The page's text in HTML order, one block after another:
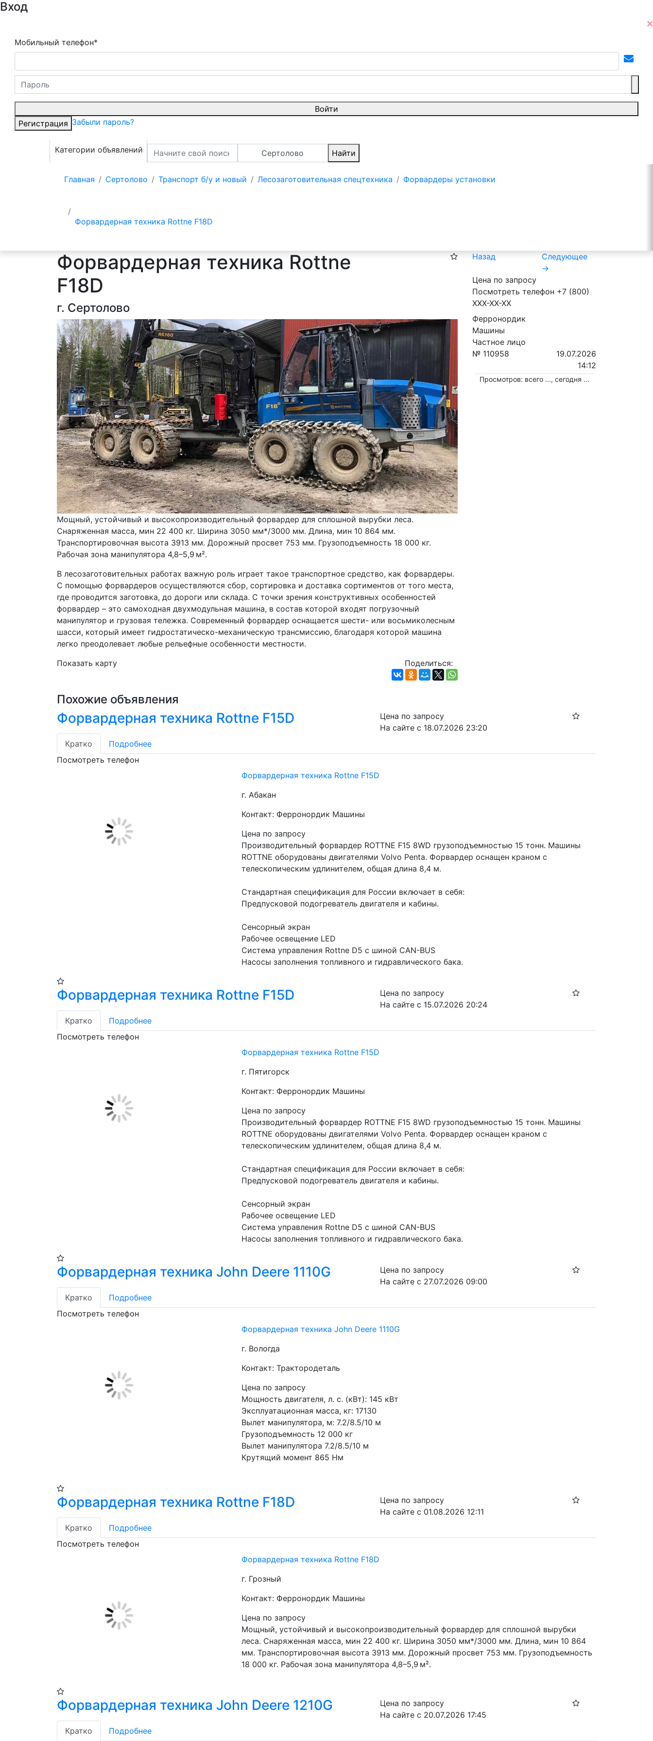
Вход
Мобильный телефон*
Войти
Регистрация Забыли пароль?
Категории объявлений Сертолово Найти
Главная Сертолово Транспорт б/у и новый Лесозаготовительная спецтехника Форвардеры установки
Форвардерная техника Rottne F18D
Форвардерная техника Rottne
F18D
г. Сертолово
Мощный, устойчивый и высокопроизводительный форвардер для сплошной вырубки леса.
Снаряженная масса, мин 22 400 кг. Ширина 3050 мм*/3000 мм. Длина, мин 10 864 мм.
Транспортировочная высота 3913 мм. Дорожный просвет 753 мм. Грузоподъемность 18 000 кг.
Рабочая зона манипулятора 4,8–5,9 м².
В лесозаготовительных работах важную роль играет такое транспортное средство, как форвардеры.
С помощью форвардеров осуществляются сбор, сортировка и доставка сортиментов от того места,
где проводится заготовка, до дороги или склада. С точки зрения конструктивных особенностей
форвардер – это самоходная двухмодульная машина, в состав которой входят погрузочный
манипулятор и грузовая тележка. Современный форвардер оснащается шести- или восьмиколесным
шасси, который имеет гидростатическо-механическую трансмиссию, благодаря которой машина
легко преодолевает любые рельефные особенности местности.
Показать карту
Поделиться:
Назад
Следующее
→
Цена по запросу
Посмотреть телефон +7 (800)
XXX-XX-XX
Ферронордик
Машины
Частное лицо
№ 110958
19.07.2026
14:12
Просмотров: всего ..., сегодня ...
Похожие объявления
Форвардерная техника Rottne F15D
Цена по запросу
На сайте с 18.07.2026 23:20
Кратко
Подробнее
Посмотреть телефон
Форвардерная техника Rottne F15D
г. Абакан
Контакт: Ферронордик Машины
Цена по запросу
Производительный форвардер ROTTNE F15 8WD грузоподъемностью 15 тонн. Машины
ROTTNE оборудованы двигателями Volvo Penta. Форвардер оснащен краном с
телескопическим удлинителем, общая длина 8,4 м.
Стандартная спецификация для России включает в себя:
Предпусковой подогреватель двигателя и кабины.
Сенсорный экран
Рабочее освещение LED
Система управления Rottne D5 c шиной CAN-BUS
Насосы заполнения топливного и гидравлического бака.
Форвардерная техника Rottne F15D
Цена по запросу
На сайте с 15.07.2026 20:24
Кратко
Подробнее
Посмотреть телефон
Форвардерная техника Rottne F15D
г. Пятигорск
Контакт: Ферронордик Машины
Цена по запросу
Производительный форвардер ROTTNE F15 8WD грузоподъемностью 15 тонн. Машины
ROTTNE оборудованы двигателями Volvo Penta. Форвардер оснащен краном с
телескопическим удлинителем, общая длина 8,4 м.
Стандартная спецификация для России включает в себя:
Предпусковой подогреватель двигателя и кабины.
Сенсорный экран
Рабочее освещение LED
Система управления Rottne D5 c шиной CAN-BUS
Насосы заполнения топливного и гидравлического бака.
Форвардерная техника John Deere 1110G
Цена по запросу
На сайте с 27.07.2026 09:00
Кратко
Подробнее
Посмотреть телефон
Форвардерная техника John Deere 1110G
г. Вологда
Контакт: Трактородеталь
Цена по запросу
Мощность двигателя, л. с. (кВт): 145 кВт
Эксплуатационная масса, кг: 17130
Вылет манипулятора, м: 7.2/8.5/10 м
Грузоподъемность 12 000 кг
Вылет манипулятора 7.2/8.5/10 м
Крутящий момент 865 Нм
Форвардерная техника Rottne F18D
Цена по запросу
На сайте с 01.08.2026 12:11
Кратко
Подробнее
Посмотреть телефон
Форвардерная техника Rottne F18D
г. Грозный
Контакт: Ферронордик Машины
Цена по запросу
Мощный, устойчивый и высокопроизводительный форвардер для сплошной вырубки
леса. Снаряженная масса, мин 22 400 кг. Ширина 3050 мм*/3000 мм. Длина, мин 10 864
мм. Транспортировочная высота 3913 мм. Дорожный просвет 753 мм. Грузоподъемность
18 000 кг. Рабочая зона манипулятора 4,8–5,9 м².
Форвардерная техника John Deere 1210G
Цена по запросу
На сайте с 20.07.2026 17:45
Кратко
Подробнее